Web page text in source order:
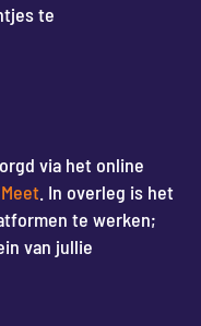
te
via het online
. In overleg is het
te werken;
van jullie